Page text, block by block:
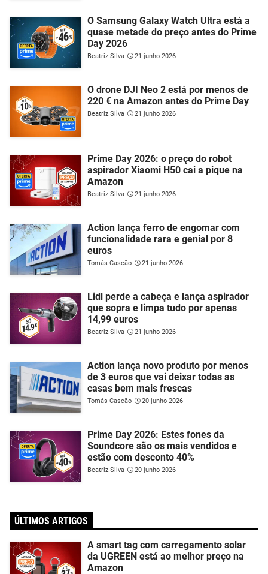
O Samsung Galaxy Watch Ultra está a
quase metade do preço antes do Prime
Day 2026
Beatriz Silva 21 junho 2026
O drone DJI Neo 2 está por menos de
220 € na Amazon antes do Prime Day
Beatriz Silva 21 junho 2026
Prime Day 2026: o preço do robot
aspirador Xiaomi H50 cai a pique na
Amazon
Beatriz Silva 21 junho 2026
Action lança ferro de engomar com
funcionalidade rara e genial por 8
euros
Tomás Cascão 21 junho 2026
Lidl perde a cabeça e lança aspirador
que sopra e limpa tudo por apenas
14,99 euros
Beatriz Silva 21 junho 2026
Action lança novo produto por menos
de 3 euros que vai deixar todas as
casas bem mais frescas
Tomás Cascão 20 junho 2026
Prime Day 2026: Estes fones da
Soundcore são os mais vendidos e
estão com desconto 40%
Beatriz Silva 20 junho 2026
ÚLTIMOS ARTIGOS
A smart tag com carregamento solar
da UGREEN está ao melhor preço na
Amazon